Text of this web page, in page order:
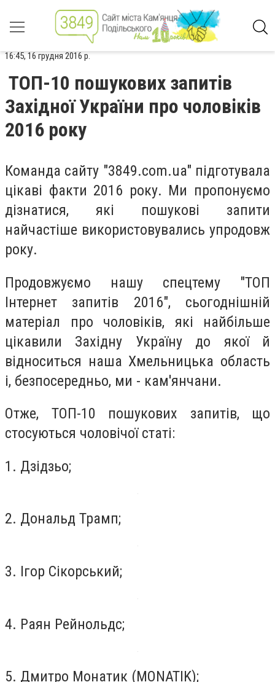
16:45, 16 грудня 2016 р.
ТОП-10 пошукових запитів
Західної України про чоловіків
2016 року
Команда сайту "3849.com.ua" підготувала
цікаві факти 2016 року. Ми пропонуємо
дізнатися, які пошукові запити
найчастіше використовувались упродовж
року.
Продовжуємо нашу спецтему "ТОП
Інтернет запитів 2016", сьогоднішній
матеріал про чоловіків, які найбільше
цікавили Західну Україну до якої й
відноситься наша Хмельницька область
і, безпосередньо, ми - кам'янчани.
Отже, ТОП-10 пошукових запитів, що
стосуються чоловічої статі:
1. Дзідзьо;
2. Дональд Трамп;
3. Ігор Сікорський;
4. Раян Рейнольдс;
5. Дмитро Монатик (MONATIK);